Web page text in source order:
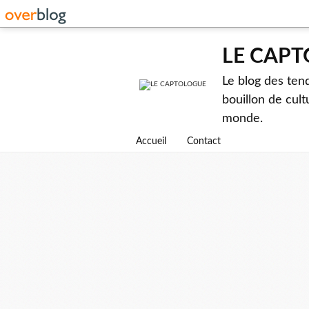
LE
Le blog des
bouillon de
monde.
Accueil Contact